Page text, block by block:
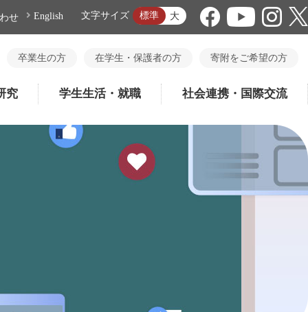
せ English 文字サイズ 標準 大
卒業生の方 在学生・保護者の方 寄附をご希望の方
究 学生生活・就職 社会連携・国際交流